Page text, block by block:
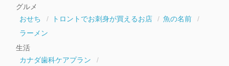
グルメ
おせち
トロントでお刺身が買えるお店
魚の名前
ラーメン
生活
カナダ歯科ケアプラン